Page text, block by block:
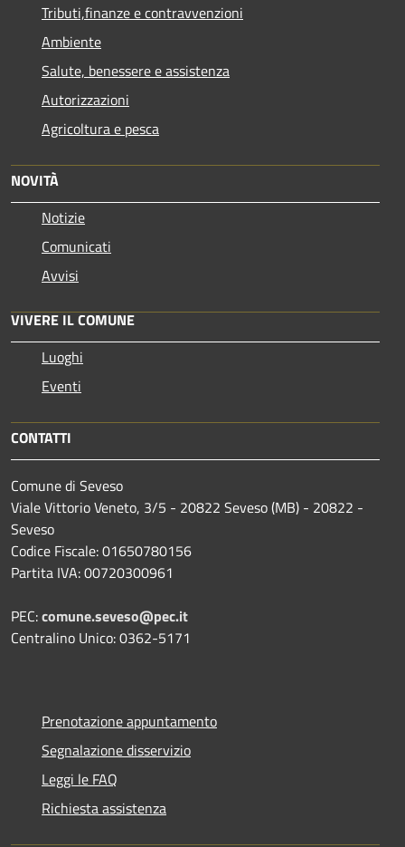
Tributi,finanze e contravvenzioni
Ambiente
Salute, benessere e assistenza
Autorizzazioni
Agricoltura e pesca
NOVITÀ
Notizie
Comunicati
Avvisi
VIVERE IL COMUNE
Luoghi
Eventi
CONTATTI
Comune di Seveso
Viale Vittorio Veneto, 3/5 - 20822 Seveso (MB) - 20822 -
Seveso
Codice Fiscale: 01650780156
Partita IVA: 00720300961
PEC:comune.seveso@pec.it
Centralino Unico: 0362-5171
Prenotazione appuntamento
Segnalazione disservizio
Leggi le FAQ
Richiesta assistenza